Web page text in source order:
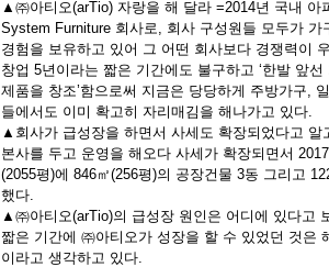
▲㈜아티오(arTio) 자랑을 해 달라 =2014년 국내 아
System Furniture 회사로, 회사 구성원들 모두가
경험을 보유하고 있어 그 어떤 회사보다 경쟁력이
창업 5년이라는 짧은 기간에도 불구하고 ‘한발 앞
제품을 창조’함으로써 지금은 당당하게 주방가구,
들에서도 이미 확고히 자리매김을 해나가고 있다.
▲회사가 급성장을 하면서 사세도 확장되었다고
본사를 두고 운영을 해오다 사세가 확장되면서
(2055평)에 846㎡(256평)의 공장건물 3동 그리고
했다.
▲㈜아티오(arTio)의 급성장 원인은 어디에 있다고
짧은 기간에 ㈜아티오가 성장을 할 수 있었던 것은
이라고 생각하고 있다.